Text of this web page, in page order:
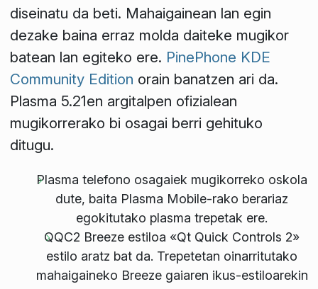
diseinatu da beti. Mahaigainean lan egin
dezake baina erraz molda daiteke mugikor
batean lan egiteko ere. PinePhone KDE
Community Edition orain banatzen ari da.
Plasma 5.21en argitalpen ofizialean
mugikorrerako bi osagai berri gehituko
ditugu.
Plasma telefono osagaiek mugikorreko oskola
dute, baita Plasma Mobile-rako berariaz
egokitutako plasma trepetak ere.
QQC2 Breeze estiloa «Qt Quick Controls 2»
estilo aratz bat da. Trepetetan oinarritutako
mahaigaineko Breeze gaiaren ikus-estiloarekin